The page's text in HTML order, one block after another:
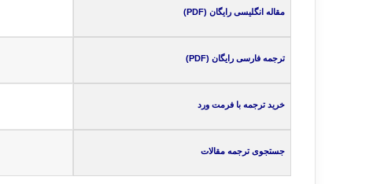
مقاله انگلیسی رایگان (PDF)
ترجمه فارسی رایگان (PDF)
خرید ترجمه با فرمت ورد
جستجوی ترجمه مقالات